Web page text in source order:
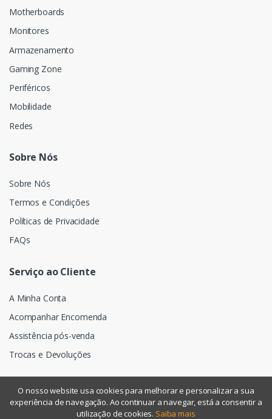
Motherboards
Monitores
Armazenamento
Gaming Zone
Periféricos
Mobilidade
Redes
Sobre Nós
Sobre Nós
Termos e Condições
Políticas de Privacidade
FAQs
Serviço ao Cliente
A Minha Conta
Acompanhar Encomenda
Assistência pós-venda
Trocas e Devoluções
©Assismática- Todos os direitos reservados
O nosso website usa cookies para melhorar e personalizar a sua
experiência de navegação. Ao continuar a navegar, está a consentir a
utilização de cookies. Saiba mais